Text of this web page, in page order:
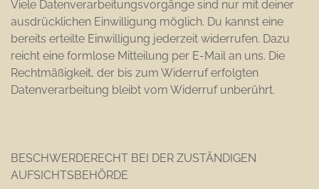
Viele Datenverarbeitungsvorgänge sind nur mit deiner
ausdrücklichen Einwilligung möglich. Du kannst eine
bereits erteilte Einwilligung jederzeit widerrufen. Dazu
reicht eine formlose Mitteilung per E-Mail an uns. Die
Rechtmäßigkeit, der bis zum Widerruf erfolgten
Datenverarbeitung bleibt vom Widerruf unberührt.
BESCHWERDERECHT BEI DER ZUSTÄNDIGEN
AUFSICHTSBEHÖRDE